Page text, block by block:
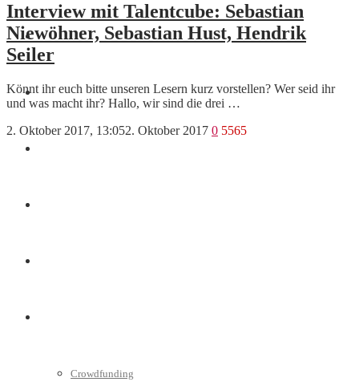
News
Finanzen
Crowdfunding
Interview mit Talentcube: Sebastian
Niewöhner, Sebastian Hust, Hendrik
Seiler
Könnt ihr euch bitte unseren Lesern kurz vorstellen? Wer seid ihr
und was macht ihr? Hallo, wir sind die drei …
2. Oktober 2017, 13:052. Oktober 2017 0 5565